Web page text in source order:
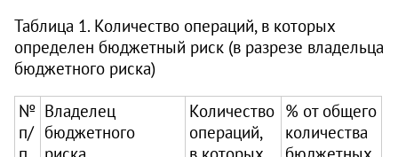
Таблица 1. Количество операций, в которых
определен бюджетный риск (в разрезе владельца
бюджетного риска)
№
п/
Владелец
бюджетного
Количество
операций,
% от общего
количества